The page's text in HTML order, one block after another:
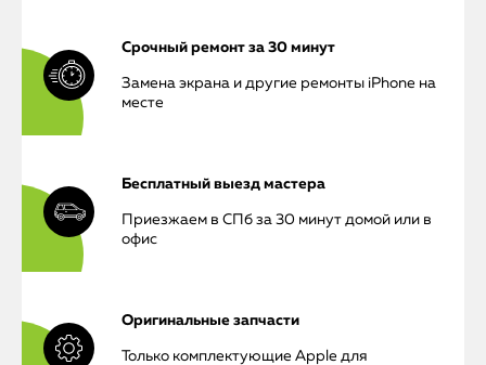
Срочный ремонт за 30 минут
Замена экрана и другие ремонты iPhone на
месте
Бесплатный выезд мастера
Приезжаем в СПб за 30 минут домой или в
офис
Оригинальные запчасти
Только комплектующие Apple для